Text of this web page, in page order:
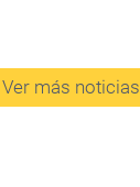
Ver más noticias